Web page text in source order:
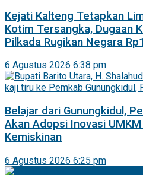
Kejati Kalteng Tetapkan
Kotim Tersangka, Dugaan
Pilkada Rugikan Negara
6 Agustus 2026 6:38 pm
Belajar dari Gunungkidul,
Akan Adopsi Inovasi
Kemiskinan
6 Agustus 2026 6:25 pm